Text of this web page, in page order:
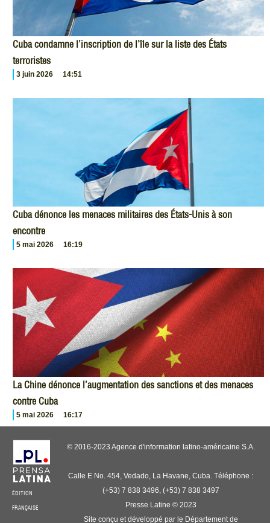
Cuba condamne l’inscription de l’île sur la liste des États
terroristes
3 juin 2026 14:51
Cuba dénonce les menaces militaires des États-Unis à son
encontre
5 mai 2026 16:19
La Chine dénonce l’augmentation des sanctions et des menaces
contre Cuba
5 mai 2026 16:17
ÉDITION
FRANÇAISE
© 2016-2023 Agence d'information latino-américaine S.A.
Calle E No. 454, Vedado, La Havane, Cuba. Téléphone :
(+53) 7 838 3496, (+53) 7 838 3497
Presse Latine © 2023
Site conçu et développé par le Département de